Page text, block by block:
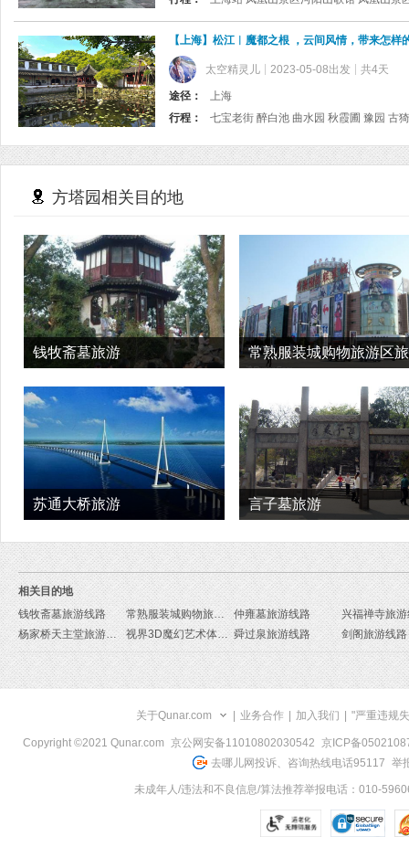
【上海】松江︱魔都之根 ，云间风情，带来怎样
太空精灵儿 2023-05-08出发 共4天
途径：
上海
行程：
方塔园相关目的地
钱牧斋墓旅游 常熟服装城购物旅游区
苏通大桥旅游 言子墓旅游
相关目的地
钱牧斋墓旅游线路
常熟服装城购物旅游区旅游线路 仲雍墓旅游线路
兴福禅寺旅
杨家桥天主堂旅游线路
视界3D魔幻艺术体验馆旅游线路 舜过泉旅游线路 剑阁旅游线路
关于Qunar.com 业务合作 加入我们 "严重违规
Copyright ©2021 Qunar.com 京公网安备11010802030542
京ICP备
去哪儿网投诉、咨询热线电话95117 举
未成年人/违法和不良信息/算法推荐举报电话：010-